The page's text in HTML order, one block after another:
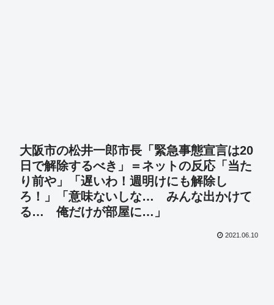
大阪市の松井一郎市長「緊急事態宣言は20
日で解除するべき」＝ネットの反応「当た
り前や」「遅いわ！週明けにも解除し
ろ！」「意味ないしな… みんな出かけて
る… 俺だけが部屋に…」
2021.06.10